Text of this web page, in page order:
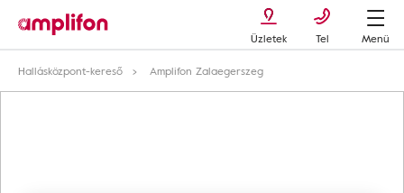
Üzletek Tel
Menü
Hallásközpont-kereső
Amplifon Zalaegerszeg